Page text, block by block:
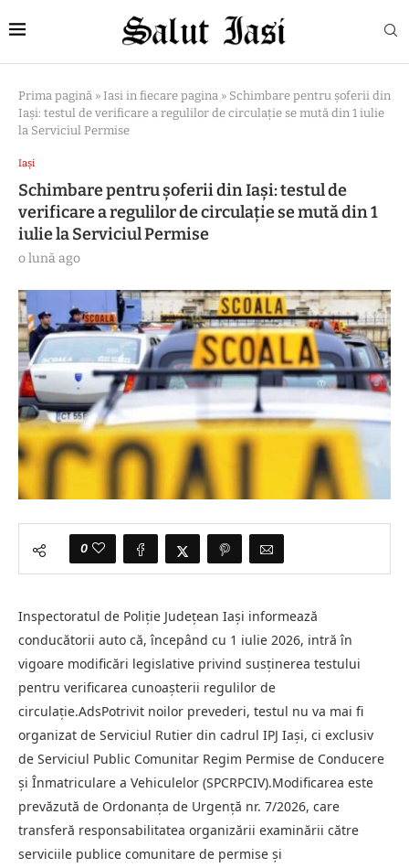
Prima pagină » Iasi in fiecare pagina » Schimbare pentru șoferii din
Iași: testul de verificare a regulilor de circulație se mută din 1 iulie
la Serviciul Permise
Iași
Schimbare pentru șoferii din Iași: testul de
verificare a regulilor de circulație se mută din 1
iulie la Serviciul Permise
o lună ago
0
Inspectoratul de Poliție Județean Iași informează
conducătorii auto că, începând cu 1 iulie 2026, intră în
vigoare modificări legislative privind susținerea testului
pentru verificarea cunoașterii regulilor de
circulație.AdsPotrivit noilor prevederi, testul nu va mai fi
organizat de Serviciul Rutier din cadrul IPJ Iași, ci exclusiv
de Serviciul Public Comunitar Regim Permise de Conducere
și Înmatriculare a Vehiculelor (SPCRPCIV).Modificarea este
prevăzută de Ordonanța de Urgență nr. 7/2026, care
transferă responsabilitatea organizării examinării către
serviciile publice comunitare de permise și